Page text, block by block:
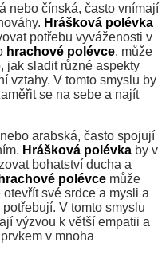
nebo čínská, často vnímají
Hrášková polévka
potřebu vyváženosti v
hrachové polévce, může
jak sladit různé aspekty
vztahy. V tomto smyslu by
se na sebe a najít
arabská, často spojují
Hrášková polévka by v
bohatství ducha a
hrachové polévce může
své srdce a mysli a
V tomto smyslu
výzvou k větší empatii a
v mnoha